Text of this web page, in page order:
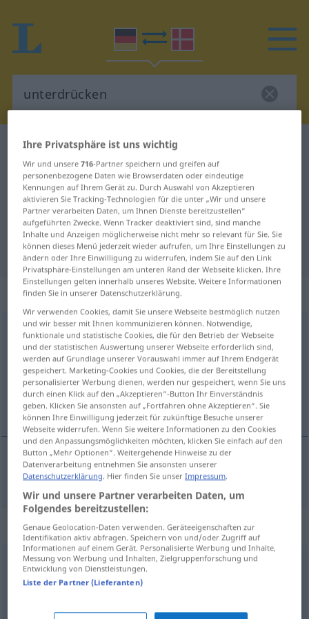
Deutsch-Dänisch Wörterbuch
Deutsch-Dänisch Übersetzung für
"unterdrücken"
"unterdrücken" Dänisch
Übersetzung
„unterdrücken“
unterdrücken
Übersicht aller Übersetzungen
(Für mehr Details die Übersetzung anklicken/antippen)
undertrykke
undertrykkea. FIG unterdrücken
Synonyme für "unterdrücken"
sanktionieren (fachspr.),maßregeln
Ihre Privatsphäre ist uns wichtig
Wir und unsere716-Partner speichern und greifen auf
personenbezogene Daten wie Browserdaten oder eindeutige
Kennungen auf Ihrem Gerät zu. Durch Auswahl von Akzeptieren
aktivieren Sie Tracking-Technologien für die unter „Wir und unsere
Partner verarbeiten Daten, um Ihnen Dienste bereitzustellen“
aufgeführten Zwecke. Wenn Tracker deaktiviert sind, sind manche
Inhalte und Anzeigen möglicherweise nicht mehr so relevant für Sie. Sie
können dieses Menü jederzeit wieder aufrufen, um Ihre Einstellungen zu
ändern oder Ihre Einwilligung zu widerrufen, indem Sie auf den Link
Privatsphäre-Einstellungen am unteren Rand der Webseite klicken. Ihre
Einstellungen gelten innerhalb unseres Website. Weitere Informationen
finden Sie in unserer Datenschutzerklärung.
Wir verwenden Cookies, damit Sie unsere Webseite bestmöglich nutzen
und wir besser mit Ihnen kommunizieren können. Notwendige,
funktionale und statistische Cookies, die für den Betrieb der Webseite
und der statistischen Auswertung unserer Webseite erforderlich sind,
werden auf Grundlage unserer Vorauswahl immer auf Ihrem Endgerät
gespeichert. Marketing-Cookies und Cookies, die der Bereitstellung
personalisierter Werbung dienen, werden nur gespeichert, wenn Sie uns
durch einen Klick auf den „Akzeptieren“-Button Ihr Einverständnis
geben. Klicken Sie ansonsten auf „Fortfahren ohne Akzeptieren“. Sie
können Ihre Einwilligung jederzeit für zukünftige Besuche unserer
Webseite widerrufen. Wenn Sie weitere Informationen zu den Cookies
und den Anpassungsmöglichkeiten möchten, klicken Sie einfach auf den
Button „Mehr Optionen“. Weitergehende Hinweise zu der
Datenverarbeitung entnehmen Sie ansonsten unserer
Datenschutzerklärung. Hier finden Sie unserImpressum.
Wir und unsere Partner verarbeiten Daten, um
Folgendes bereitzustellen:
Genaue Geolocation-Daten verwenden. Geräteeigenschaften zur
Identifikation aktiv abfragen. Speichern von und/oder Zugriff auf
Informationen auf einem Gerät. Personalisierte Werbung und Inhalte,
Messung von Werbung und Inhalten, Zielgruppenforschung und
Entwicklung von Dienstleistungen.
Liste der Partner (Lieferanten)